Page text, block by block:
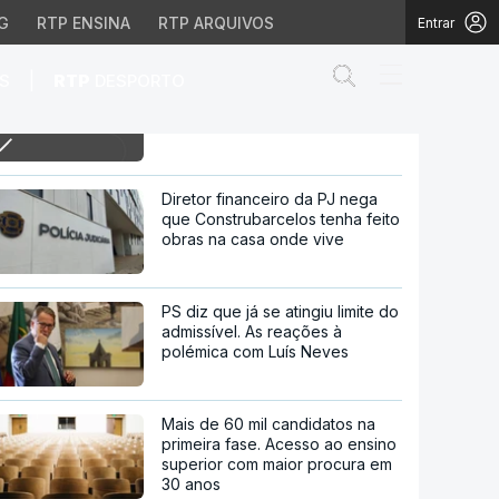
RTP ENSINA RTP ARQUIVOS Entrar
22h PS e BE falam de caos nos
Diretor financeiro da PJ nega
que Construbarcelos tenha feito
obras na casa onde vive
PS diz que já se atingiu limite do
admissível. As reações à
polémica com Luís Neves
Mais de 60 mil candidatos na
primeira fase. Acesso ao ensino
superior com maior procura em
30 anos